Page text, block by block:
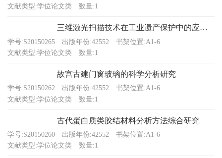
文献类型:学位论文类
数量:1
三维激光扫描技术在工业遗产保护中的应用——以华新水泥厂旧址的保护为例
学号:S20150265 出版年份:42552
书架位置:A1-6
文献类型:学位论文类
数量:1
故宫古建门窗玻璃的科学分析研究
学号:S20150262 出版年份:42552
书架位置:A1-6
文献类型:学位论文类
数量:1
古代蛋白质类胶结材料分析方法综合研究
学号:S20150260 出版年份:42552
书架位置:A1-6
文献类型:学位论文类
数量:1